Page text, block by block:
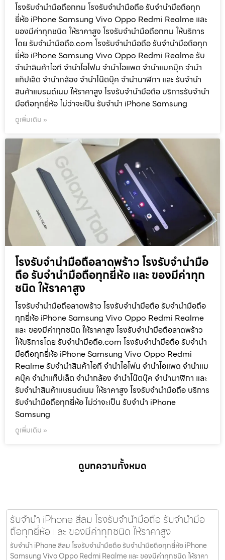
โรงรับจำนำมือถือกทม โรงรับจำนำมือถือ รับจำนำมือถือทุก
ยี่ห้อ iPhone Samsung Vivo Oppo Redmi Realme และ
ของมีค่าทุกชนิด ให้ราคาสูง โรงรับจำนำมือถือกทม ให้บริการ
โดย รับจํานํามือถือ.com โรงรับจำนำมือถือ รับจำนำมือถือทุก
ยี่ห้อ iPhone Samsung Vivo Oppo Redmi Realme รับ
จำนำสินค้าไอที จำนำไอโฟน จำนำไอแพด จำนำแมคบุ๊ค จำนำ
แท็ปเล็ต จำนำกล้อง จำนำโน๊ตบุ๊ค จำนำนาฬิกา และ รับจำนำ
สินค้าแบรนด์เนม ให้ราคาสูง โรงรับจำนำมือถือ บริการรับจำนำ
มือถือทุกยี่ห้อ ไม่ว่าจะเป็น รับจำนำ iPhone Samsung
ดูเพิ่มเติม »
โรงรับจำนำมือถือลาดพร้าว โรงรับจำนำมือ
ถือ รับจำนำมือถือทุกยี่ห้อ และ ของมีค่าทุก
ชนิด ให้ราคาสูง
โรงรับจำนำมือถือลาดพร้าว โรงรับจำนำมือถือ รับจำนำมือถือ
ทุกยี่ห้อ iPhone Samsung Vivo Oppo Redmi Realme
และ ของมีค่าทุกชนิด ให้ราคาสูง โรงรับจำนำมือถือลาดพร้าว
ให้บริการโดย รับจํานํามือถือ.com โรงรับจำนำมือถือ รับจำนำ
มือถือทุกยี่ห้อ iPhone Samsung Vivo Oppo Redmi
Realme รับจำนำสินค้าไอที จำนำไอโฟน จำนำไอแพด จำนำแม
คบุ๊ค จำนำแท็ปเล็ต จำนำกล้อง จำนำโน๊ตบุ๊ค จำนำนาฬิกา และ
รับจำนำสินค้าแบรนด์เนม ให้ราคาสูง โรงรับจำนำมือถือ บริการ
รับจำนำมือถือทุกยี่ห้อ ไม่ว่าจะเป็น รับจำนำ iPhone
Samsung
ดูเพิ่มเติม »
ดูบทความทั้งหมด
รับจำนำ iPhone สีลม โรงรับจำนำมือถือ รับจำนำมือ
ถือทุกยี่ห้อ และ ของมีค่าทุกชนิด ให้ราคาสูง
รับจำนำ iPhone สีลม โรงรับจำนำมือถือ รับจำนำมือถือทุกยี่ห้อ iPhone
Samsung Vivo Oppo Redmi Realme และ ของมีค่าทุกชนิด ให้ราคา